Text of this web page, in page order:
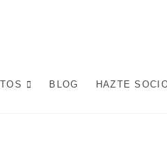
VECINOS.BLOG HAZTE